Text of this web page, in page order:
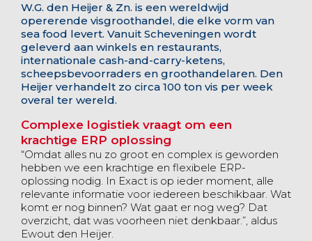
W.G. den Heijer & Zn. is een wereldwijd
opererende visgroothandel, die elke vorm van
sea food levert. Vanuit Scheveningen wordt
geleverd aan winkels en restaurants,
internationale cash-and-carry-ketens,
scheepsbevoorraders en groothandelaren. Den
Heijer verhandelt zo circa 100 ton vis per week
overal ter wereld.
Complexe logistiek vraagt om een
krachtige ERP oplossing
“Omdat alles nu zo groot en complex is geworden
hebben we een krachtige en flexibele ERP-
oplossing nodig. In Exact is op ieder moment, alle
relevante informatie voor iedereen beschikbaar. Wat
komt er nog binnen? Wat gaat er nog weg? Dat
overzicht, dat was voorheen niet denkbaar.”, aldus
Ewout den Heijer.